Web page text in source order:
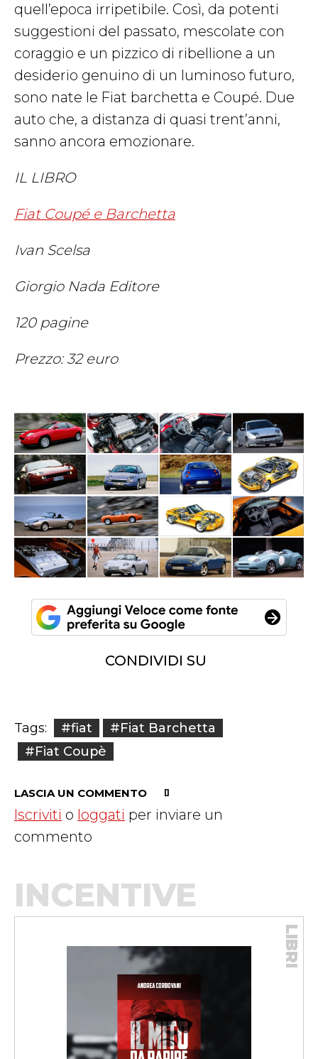
quell’epoca irripetibile. Così, da potenti
suggestioni del passato, mescolate con
coraggio e un pizzico di ribellione a un
desiderio genuino di un luminoso futuro,
sono nate le Fiat barchetta e Coupé. Due
auto che, a distanza di quasi trent’anni,
sanno ancora emozionare.
IL LIBRO
Fiat Coupé e Barchetta
Ivan Scelsa
Giorgio Nada Editore
120 pagine
Prezzo: 32 euro
CONDIVIDI SU
Tags: #fiat
#Fiat Barchetta
#Fiat Coupè
LASCIA UN COMMENTO
Iscriviti o loggati per inviare un
commento
INCENTIVE
LIBRI